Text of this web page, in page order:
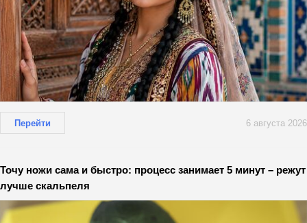
Перейти 6 августа 2026
Точу ножи сама и быстро: процесс занимает 5 минут – режут
лучше скальпеля